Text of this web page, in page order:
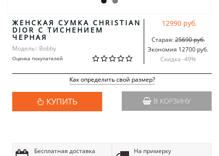
ЖЕНСКАЯ СУМКА CHRISTIAN
DIOR С ТИСНЕНИЕМ
ЧЕРНАЯ
Модель:: Bobby
Оценка покупателей
12990 руб.
Старая:25690 руб.
Экономия 12700 руб.
Скидка -49%
Как определить свой размер?
КУПИТЬ В КОРЗИНУ
Бесплатная доставка
На примерку